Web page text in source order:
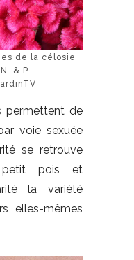
de la célosie
& P.
permettent de
voie sexuée
se retrouve
petit pois et
la variété
elles-mêmes